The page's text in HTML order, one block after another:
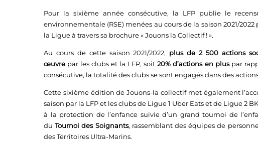
Pour la sixième année consécutive, la LFP publie le
environnementale (RSE) menées au cours de la saison 2021/
la Ligue à travers sa brochure « Jouons la Collectif ! ».
Au cours de cette saison 2021/2022, plus de 2 500 actions
œuvre par les clubs et la LFP, soit 20% d’actions en pluspar
consécutive, la totalité des clubs se sont engagés dans des
Cette sixième édition de Jouons-la collectif met également
saison par la LFP et les clubs de Ligue 1 Uber Eats et de Ligue 2
à la protection de l’enfance suivie d’un grand tournoi de
duTournoi des Soignants, rassemblant des équipes de
des Territoires Ultra-Marins.